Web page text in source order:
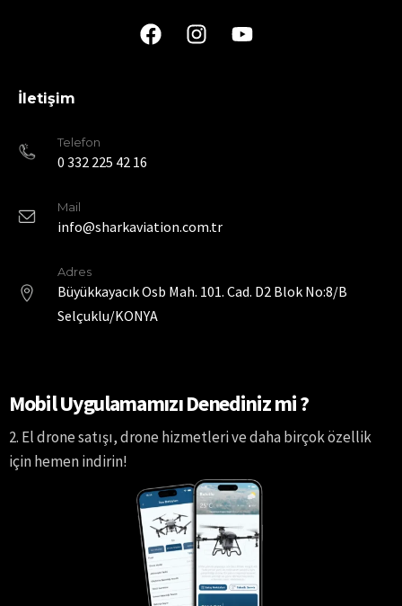
İletişim
Telefon
0 332 225 42 16
Mail
info@sharkaviation.com.tr
Adres
Büyükkayacık Osb Mah. 101. Cad. D2 Blok No:8/B
Selçuklu/KONYA
Mobil Uygulamamızı Denediniz mi ?
2. El drone satışı, drone hizmetleri ve daha birçok özellik
için hemen indirin!